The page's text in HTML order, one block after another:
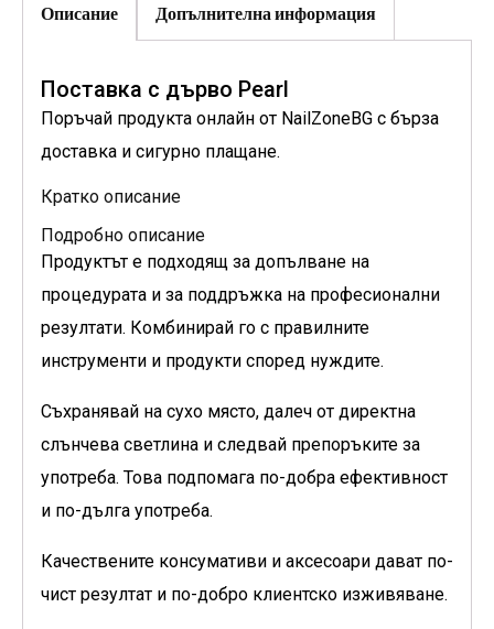
Описание Допълнителна информация
Поставка с дърво Pearl
Поръчай продукта онлайн от NailZoneBG с бърза
доставка и сигурно плащане.
Кратко описание
Подробно описание
Продуктът е подходящ за допълване на
процедурата и за поддръжка на професионални
резултати. Комбинирай го с правилните
инструменти и продукти според нуждите.
Съхранявай на сухо място, далеч от директна
слънчева светлина и следвай препоръките за
употреба. Това подпомага по-добра ефективност
и по-дълга употреба.
Качествените консумативи и аксесоари дават по-
чист резултат и по-добро клиентско изживяване.